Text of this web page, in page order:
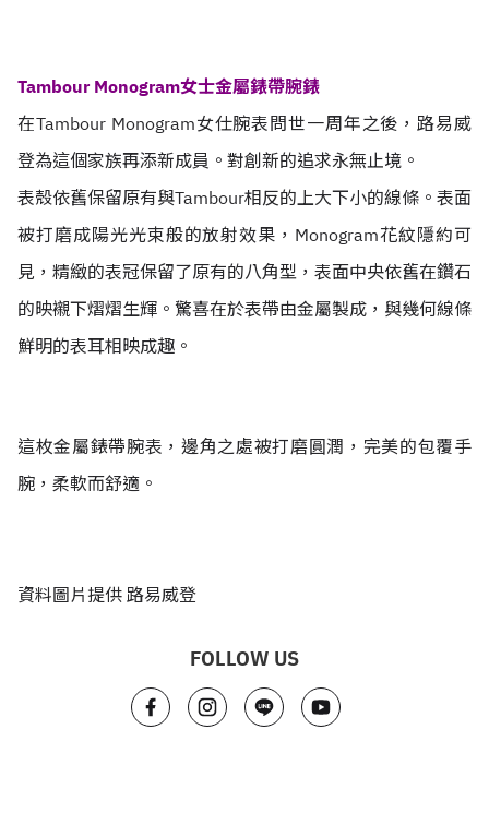
Tambour Monogram女士金屬錶帶腕錶
在Tambour Monogram女仕腕表問世一周年之後，路易威
登為這個家族再添新成員。對創新的追求永無止境。
表殼依舊保留原有與Tambour相反的上大下小的線條。表面
被打磨成陽光光束般的放射效果，Monogram花紋隱約可
見，精緻的表冠保留了原有的八角型，表面中央依舊在鑽石
的映襯下熠熠生輝。驚喜在於表帶由金屬製成，與幾何線條
鮮明的表耳相映成趣。
這枚金屬錶帶腕表，邊角之處被打磨圓潤，完美的包覆手
腕，柔軟而舒適。
資料圖片提供 路易威登
FOLLOW US